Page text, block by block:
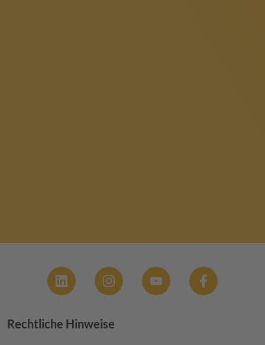
Footer menu
Rechtliche Hinweise
Social